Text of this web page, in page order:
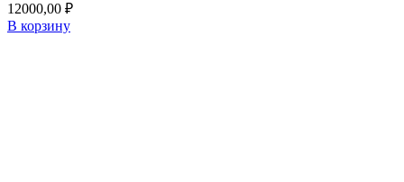
12000,00 ₽
В корзину